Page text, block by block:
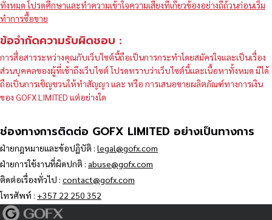
ทั้งหมด โปรดศึกษาและทำความเข้าใจความเสี่ยงที่เกี่ยวข้องอย่างถี่ถ้วนก่อนเริ่ม
ทำการซื้อขาย
ข้อจำกัดความรับผิดชอบ :
การสื่อสารระหว่างคุณกับเว็บไซต์นี้ถือเป็นการกระทำโดยสมัครใจและเป็นเรื่อง
ส่วนบุคคลของผู้ที่เข้าถึงเว็บไซต์ โปรดทราบว่าเว็บไซต์นี้และเนื้อหาทั้งหมด มิได้
ถือเป็นการเชิญชวนให้ทำสัญญา และ หรือ การเสนอขายผลิตภัณฑ์ทางการเงิน
ของ GOFX LIMITED แต่อย่างใด
ช่องทางการติดต่อ GOFX LIMITED อย่างเป็นทางการ
ฝ่ายกฎหมายและข้อปฏิบัติ : legal@gofx.com
ฝ่ายการใช้งานที่ผิดปกติ : abuse@gofx.com
ติดต่อเรื่องทั่วไป : contact@gofx.com
โทรศัพท์ : +357 22 250 352